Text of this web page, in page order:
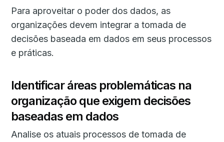
Para aproveitar o poder dos dados, as
organizações devem integrar a tomada de
decisões baseada em dados em seus processos
e práticas.
Identificar áreas problemáticas na
organização que exigem decisões
baseadas em dados
Analise os atuais processos de tomada de